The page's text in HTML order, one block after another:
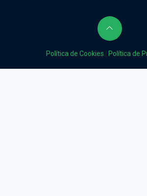
Política de Cookies Política de